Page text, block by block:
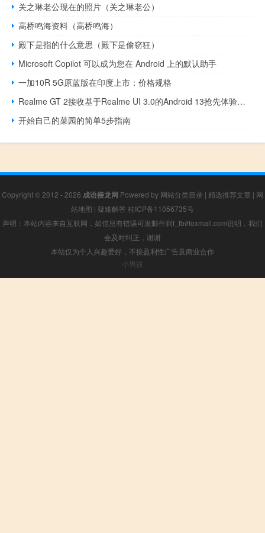
关之琳老公现在的照片（关之琳老公）
高桥鸣海资料（高桥鸣海）
殿下是指的什么意思（殿下是偷窃狂）
Microsoft Copilot 可以成为您在 Android 上的默认助手
一加10R 5G原蓝版在印度上市：价格规格
Realme GT 2接收基于Realme UI 3.0的Android 13抢先体验更新
开始自己的菜园的简单5步指南
Copyright © 2012 - 2026 成语接龙网 Powered by 网站分类目录 | 精选推荐文章 | 网
站地图 | 疑难解答 桂ICP备11056735号
声明：本站内容来自互联网，如信息有错误可发邮件到f_fb#foxmail.com说明，我们
会及时纠正，谢谢
本站仅为个人兴趣爱好，不接盈利性广告及商业合作
小男孩